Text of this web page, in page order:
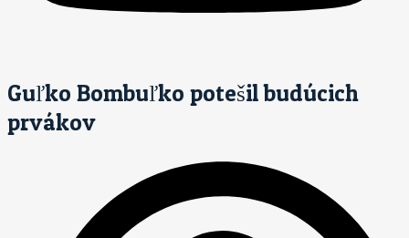
Guľko Bombuľko potešil budúcich
prvákov